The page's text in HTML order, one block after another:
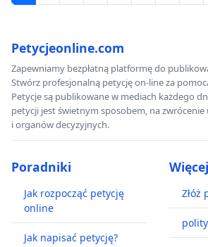
Petycjeonline.com
Zapewniamy bezpłatną platformę do
Stwórz profesjonalną petycję on-line za
Petycje są publikowane w mediach każdego
petycji jest świetnym sposobem, na
i organów decyzyjnych.
Poradniki
Jak rozpocząć petycję
online
Jak napisać petycję?
Więcej
Złóż